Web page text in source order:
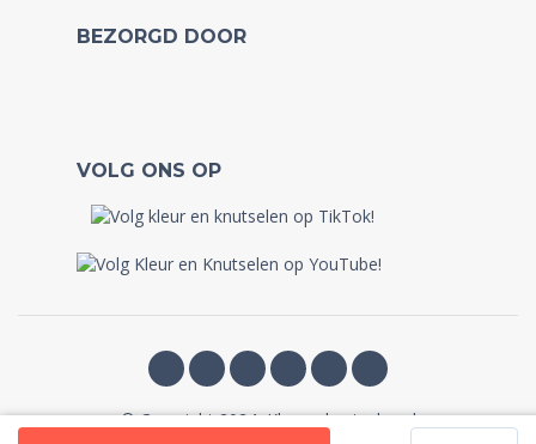
BEZORGD DOOR
VOLG ONS OP
© Copyright 2024, Kleurenknutselen.nl